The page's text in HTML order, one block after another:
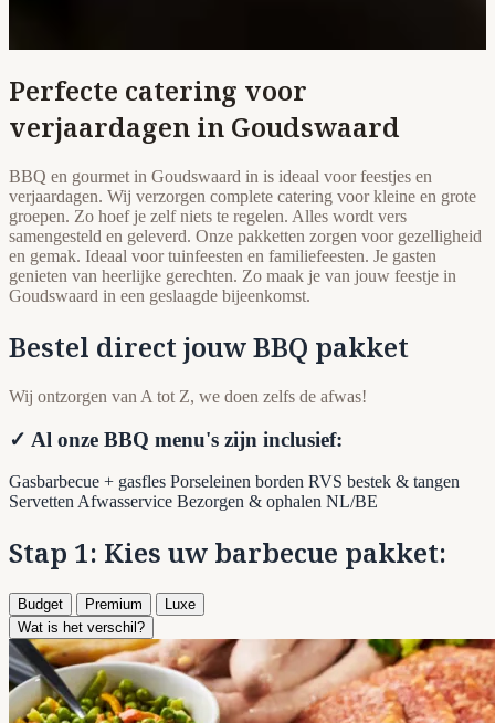
Perfecte catering voor
verjaardagen in Goudswaard
BBQ en gourmet in Goudswaard in is ideaal voor feestjes en
verjaardagen. Wij verzorgen complete catering voor kleine en grote
groepen. Zo hoef je zelf niets te regelen. Alles wordt vers
samengesteld en geleverd. Onze pakketten zorgen voor gezelligheid
en gemak. Ideaal voor tuinfeesten en familiefeesten. Je gasten
genieten van heerlijke gerechten. Zo maak je van jouw feestje in
Goudswaard in een geslaagde bijeenkomst.
Bestel direct jouw BBQ pakket
Wij ontzorgen van A tot Z, we doen zelfs de afwas!
✓ Al onze BBQ menu's zijn inclusief:
Gasbarbecue + gasfles Porseleinen borden RVS bestek & tangen
Servetten Afwasservice Bezorgen & ophalen NL/BE
Stap 1: Kies uw barbecue pakket:
Budget Premium
Luxe
Wat is het verschil?